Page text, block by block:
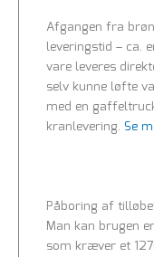
Afgangen fra
leveringstid – ca.
vare leveres
selv kunne løfte
med en
kranlevering. Se
Påboring af
Man kan brugen
som kræver et